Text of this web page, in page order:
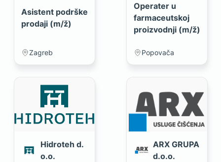
Asistent podrške
prodaji (m/ž)
Zagreb
Operater u
farmaceutskoj
proizvodnji (m/ž)
Popovača
Hidroteh d.
o.o.
ARX GRUPA
d.o.o.